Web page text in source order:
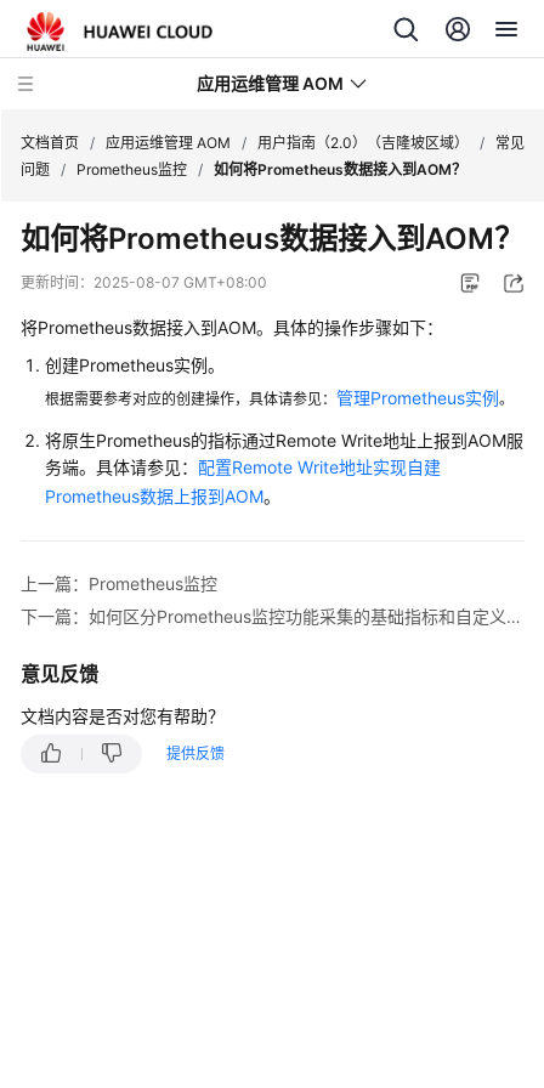
应用运维管理 AOM
最
新
动
产
介
绍
计
明
快
入
门
用
文档首页 / 应用运维管理 AOM / 用户指南（2.0）（吉隆坡区域） /
常见
问题 / Prometheus监控 / 如何将Prometheus数据接入到AOM？
如何将Prometheus数据接入到AOM？
更新时间： 2025-08-07 GMT+08:00
将Prometheus数据接入到AOM。具体的操作步骤如下：
创建Prometheus实例。
根据需要参考对应的创建操作，具体请参见： 管理Prometheus实例。
将原生Prometheus的指标通过Remote Write地址上报到AOM服
务端。具体请参见： 配置Remote Write地址实现自建
Prometheus数据上报到AOM。
上一篇：Prometheus监控
下一篇：如何区分Prometheus监控功能采集的基础指标和自定义指标数据？
意见反馈
文档内容是否对您有帮助？
提供反馈